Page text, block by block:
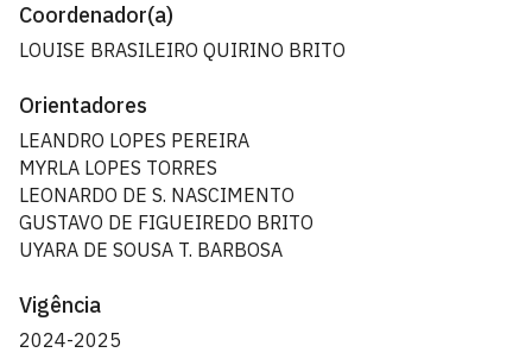
Coordenador(a)
LOUISE BRASILEIRO QUIRINO BRITO
Orientadores
LEANDRO LOPES PEREIRA
MYRLA LOPES TORRES
LEONARDO DE S. NASCIMENTO
GUSTAVO DE FIGUEIREDO BRITO
UYARA DE SOUSA T. BARBOSA
Vigência
2024-2025